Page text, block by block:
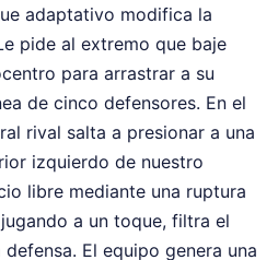
adaptativo modifica la
pide al extremo que baje
para arrastrar a su
de cinco defensores. En el
rival salta a presionar a una
izquierdo de nuestro
libre mediante una ruptura
a un toque, filtra el
El equipo genera una